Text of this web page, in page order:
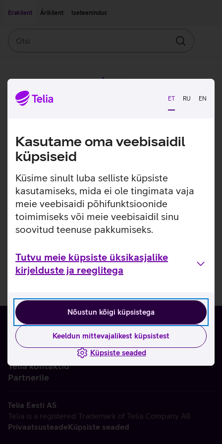
ET RU EN
Kasutame oma veebisaidil
küpsiseid
Küsime sinult luba selliste küpsiste
kasutamiseks, mida ei ole tingimata vaja
meie veebisaidi põhifunktsioonide
toimimiseks või meie veebisaidil sinu
soovitud teenuse pakkumiseks.
Tutvu meie küpsiste üksikasjalike
kirjelduste ja reeglitega
Nõustun kõigi küpsistega
Keeldun mittevajalikest küpsistest
Küpsiste seaded
Eraklient
Äriklient Iseteenindus
Otsin
Telia kontaktid
Partnerile
Telia Eesti AS
Telia is a registered Trademark of Telia Company AB
PrivaatsusteadeKüpsiste seaded